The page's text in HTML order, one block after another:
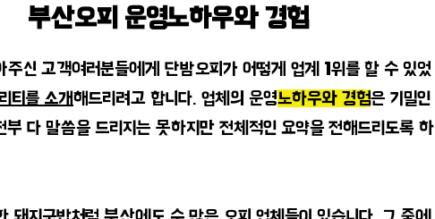
부산오피 운영노하우와 경험
주신 고객여러분들에게 단밤오피가 어떻게 업계 1위를 할 수 있었
티를 소개해드리려고 합니다. 업체의 운영노하우와 경험은 기밀인
부 다 말씀을 드리지는 못하지만 전체적인 요약을 전해드리도록 하